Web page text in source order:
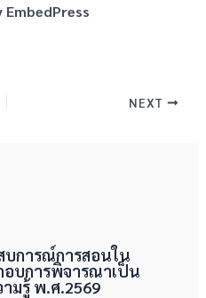
EmbedPress
NEXT
การณ์การสอนใน
บการพิจารณาเป็น
มรู้ พ.ศ.2569